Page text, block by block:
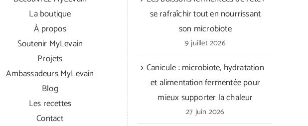
La boutique
À propos
Soutenir MyLevain
Projets
Ambassadeurs MyLevain
Blog
Les recettes
Contact
se rafraîchir tout en nourrissant
son microbiote
9 juillet 2026
Canicule : microbiote, hydratation
et alimentation fermentée pour
mieux supporter la chaleur
27 juin 2026